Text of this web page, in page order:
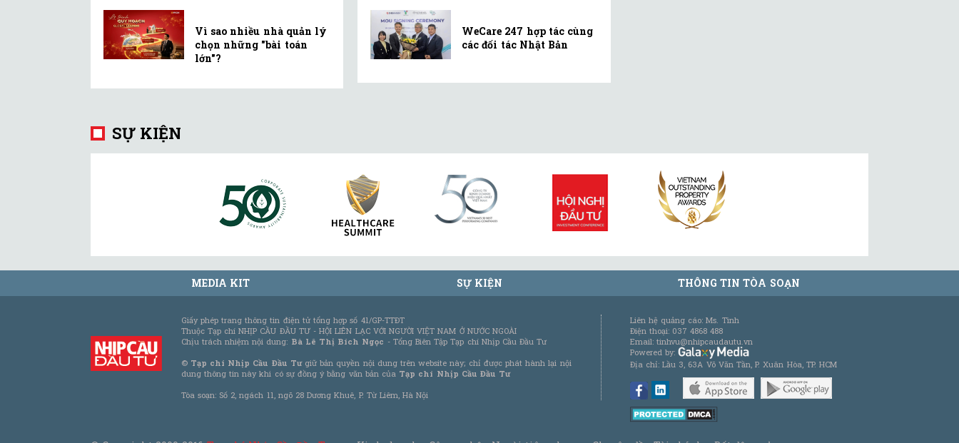
Vì sao nhiều nhà quản lý
chọn những "bài toán
lớn"?
WeCare 247 hợp tác cùng
các đối tác Nhật Bản
SỰ KIỆN
MEDIA KIT SỰ KIỆN THÔNG TIN TÒA SOẠN
Giấy phép trang thông tin điện tử tổng hợp số 41/GP-TTĐT
Thuộc Tạp chí NHỊP CẦU ĐẦU TƯ - HỘI LIÊN LẠC VỚI NGƯỜI VIỆT NAM Ở NƯỚC NGOÀI
Chịu trách nhiệm nội dung: Bà Lê Thị Bích Ngọc - Tổng Biên Tập Tạp chí Nhịp Cầu Đầu Tư
© Tạp chí Nhịp Cầu Đầu Tưgiữ bản quyền nội dung trên website này; chỉ được phát hành lại nội
dung thông tin này khi có sự đồng ý bằng văn bản của Tạp chí Nhịp Cầu Đầu Tư
Tòa soạn: Số 2, ngách 11, ngõ 28 Dương Khuê, P. Từ Liêm, Hà Nội
Liên hệ quảng cáo: Ms. Tình
Điện thoại: 037 4868 488
Email: tinhvu@nhipcaudautu.vn
Powered by:
Địa chỉ: Lầu 3, 63A Võ Văn Tần, P. Xuân Hòa, TP. HCM